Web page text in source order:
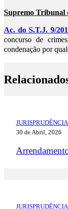
Supremo Tribunal
Ac. do S.T.J. 9/
concurso de
condenação por
JURISPRUDÊNCIA
30 de Abril, 2026
JURISPRUDÊNCIA